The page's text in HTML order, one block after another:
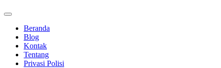
Enter)
Beranda
Blog
Kontak
Tentang
Privasi Polisi